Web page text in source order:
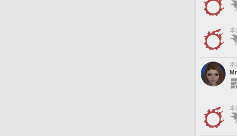
本
本
本